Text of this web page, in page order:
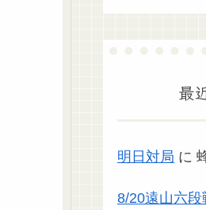
最
明日対局 に
8/20遠山六段